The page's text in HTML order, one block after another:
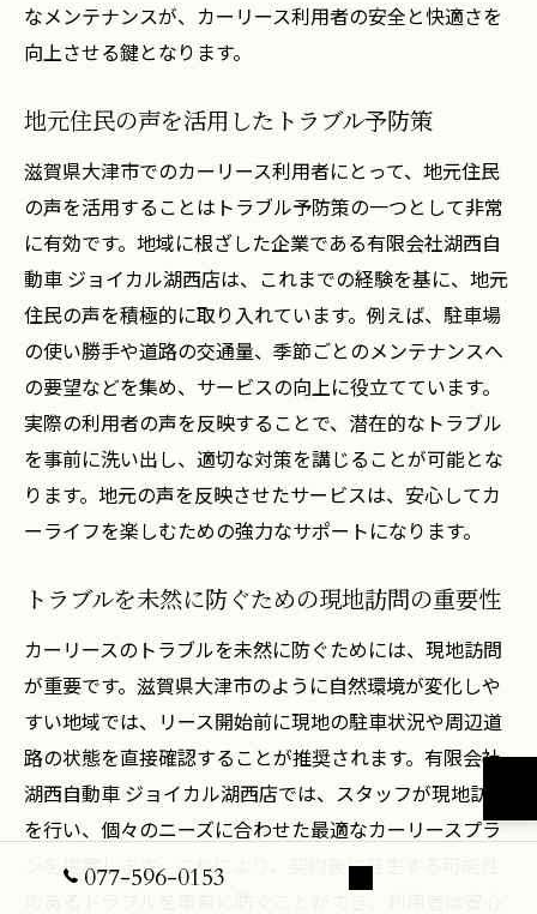
なメンテナンスが、カーリース利用者の安全と快適さを
向上させる鍵となります。
地元住民の声を活用したトラブル予防策
滋賀県大津市でのカーリース利用者にとって、地元住民
の声を活用することはトラブル予防策の一つとして非常
に有効です。地域に根ざした企業である有限会社湖西自
動車 ジョイカル湖西店は、これまでの経験を基に、地元
住民の声を積極的に取り入れています。例えば、駐車場
の使い勝手や道路の交通量、季節ごとのメンテナンスへ
の要望などを集め、サービスの向上に役立てています。
実際の利用者の声を反映することで、潜在的なトラブル
を事前に洗い出し、適切な対策を講じることが可能とな
ります。地元の声を反映させたサービスは、安心してカ
ーライフを楽しむための強力なサポートになります。
トラブルを未然に防ぐための現地訪問の重要性
カーリースのトラブルを未然に防ぐためには、現地訪問
が重要です。滋賀県大津市のように自然環境が変化しや
すい地域では、リース開始前に現地の駐車状況や周辺道
路の状態を直接確認することが推奨されます。有限会社
湖西自動車 ジョイカル湖西店では、スタッフが現地訪問
を行い、個々のニーズに合わせた最適なカーリースプラ
ンを提案します。これにより、契約後に発生する可能性
077-596-0153